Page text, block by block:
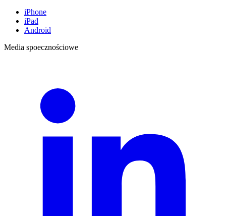
iPhone
iPad
Android
Media spoecznościowe